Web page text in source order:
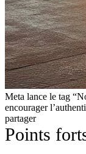
Meta lance le tag
encourager
partager
Points